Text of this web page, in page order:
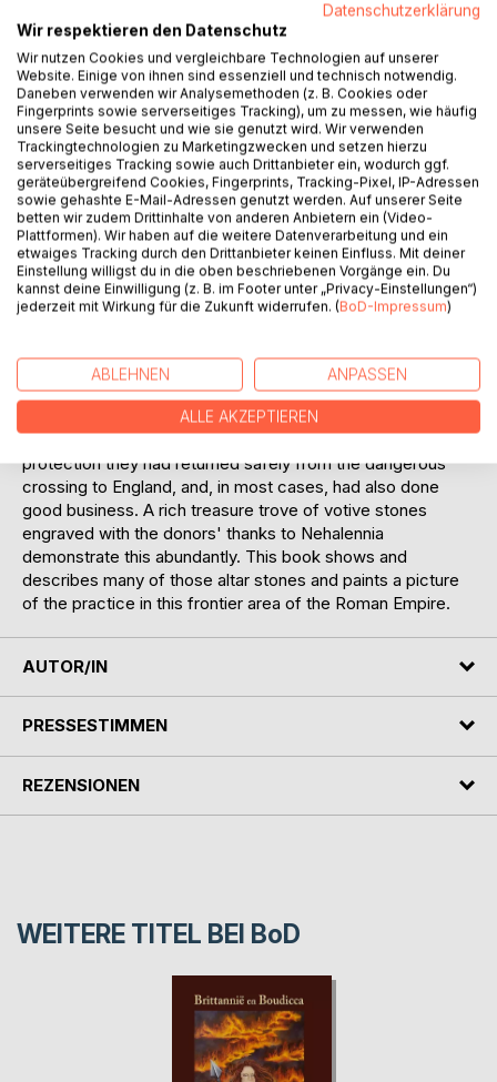
Auf die Merkliste
Titel bewerten
BESCHREIBUNG
The desire for prosperity and protection from the
destructive forces of nature is of all times. Some two
who was held responsible for both of these desires.
Nehalennia, or She, who lives on the coast, had her
temples there, in which people of Germanic, Celtic and
Roman origin promised to grant her an offering, if under her
protection they had returned safely from the dangerous
crossing to England, and, in most cases, had also done
good business. A rich treasure trove of votive stones
engraved with the donors' thanks to Nehalennia
demonstrate this abundantly. This book shows and
describes many of those altar stones and paints a picture
of the practice in this frontier area of the Roman Empire.
AUTOR/IN
PRESSESTIMMEN
REZENSIONEN
WEITERE TITEL BEI BoD
Datenschutzerklärung
Wir respektieren den Datenschutz
Wir nutzen Cookies und vergleichbare Technologien auf unserer
Website. Einige von ihnen sind essenziell und technisch notwendig.
Daneben verwenden wir Analysemethoden (z. B. Cookies oder
Fingerprints sowie serverseitiges Tracking), um zu messen, wie häufig
unsere Seite besucht und wie sie genutzt wird. Wir verwenden
Trackingtechnologien zu Marketingzwecken und setzen hierzu
serverseitiges Tracking sowie auch Drittanbieter ein, wodurch ggf.
geräteübergreifend Cookies, Fingerprints, Tracking-Pixel, IP-Adressen
sowie gehashte E-Mail-Adressen genutzt werden. Auf unserer Seite
betten wir zudem Drittinhalte von anderen Anbietern ein (Video-
Plattformen). Wir haben auf die weitere Datenverarbeitung und ein
etwaiges Tracking durch den Drittanbieter keinen Einfluss. Mit deiner
Einstellung willigst du in die oben beschriebenen Vorgänge ein. Du
kannst deine Einwilligung (z. B. im Footer unter „Privacy-Einstellungen“)
jederzeit mit Wirkung für die Zukunft widerrufen. (BoD-Impressum)
ABLEHNEN ANPASSEN
ALLE AKZEPTIEREN